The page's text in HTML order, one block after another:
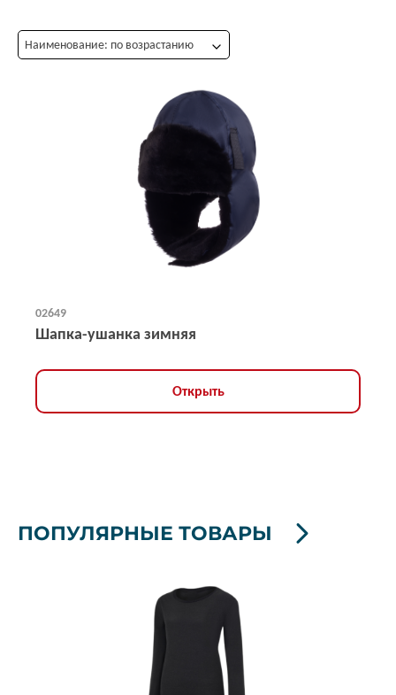
Наименование: по возрастанию
02649
Шапка-ушанка зимняя
Открыть
ПОПУЛЯРНЫЕ ТОВАРЫ